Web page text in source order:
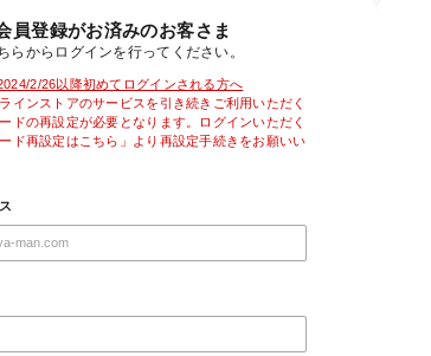
員登録がお済みのお客さま
らからログインを行ってください。
2/26以降初めてログインされる方へ
インストアのサービスを引き続きご利用いただく
ドの再設定が必要となります。ログインいただく
ド再設定はこちら」より再設定手続きをお願いい